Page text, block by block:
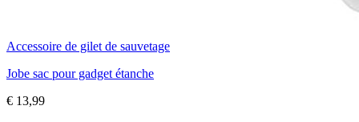
Accessoire de gilet de sauvetage
Jobe sac pour gadget étanche
€ 13,99